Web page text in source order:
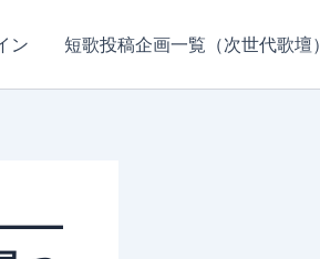
ン 短歌投稿企画一覧（次世代歌壇）
——